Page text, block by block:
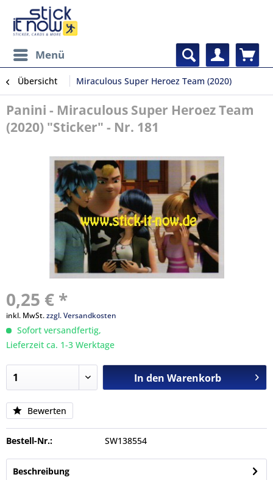
Menü
Übersicht Miraculous Super Heroez Team (2020)
Panini - Miraculous Super Heroez Team
(2020) "Sticker" - Nr. 181
0,25 € *
inkl. MwSt.zzgl. Versandkosten
Sofort versandfertig,
Lieferzeit ca. 1-3 Werktage
In den Warenkorb
Bewerten
Bestell-Nr.: SW138554
Beschreibung